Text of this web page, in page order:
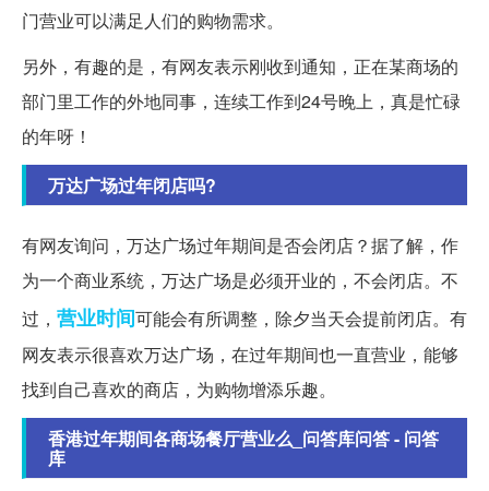
门营业可以满足人们的购物需求。
另外，有趣的是，有网友表示刚收到通知，正在某商场的
部门里工作的外地同事，连续工作到24号晚上，真是忙碌
的年呀！
万达广场过年闭店吗?
有网友询问，万达广场过年期间是否会闭店？据了解，作
为一个商业系统，万达广场是必须开业的，不会闭店。不
过， 营业时间可能会有所调整，除夕当天会提前闭店。有
网友表示很喜欢万达广场，在过年期间也一直营业，能够
找到自己喜欢的商店，为购物增添乐趣。
香港过年期间各商场餐厅营业么_问答库问答 - 问答
库